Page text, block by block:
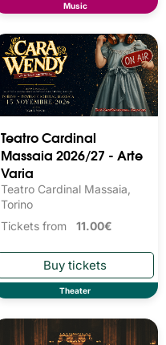
Music
Teatro Cardinal
Massaia 2026/27 - Arte
Varia
Teatro Cardinal Massaia,
Torino
Tickets from 11.00€
Theater